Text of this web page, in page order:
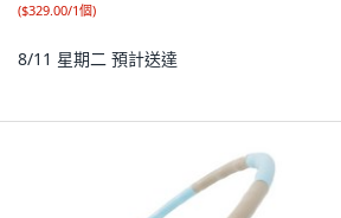
($329.00/1個)
8/11 星期二 預計送達